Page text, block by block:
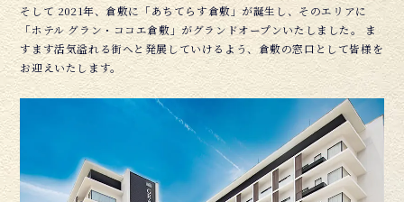
そして 2021年、倉敷に「あちてらす倉敷」が誕生し、そのエリアに
「ホテル グラン・ココエ倉敷」がグランドオープンいたしました。 ま
すます活気溢れる街へと発展していけるよう、倉敷の窓口として皆様を
お迎えいたします。